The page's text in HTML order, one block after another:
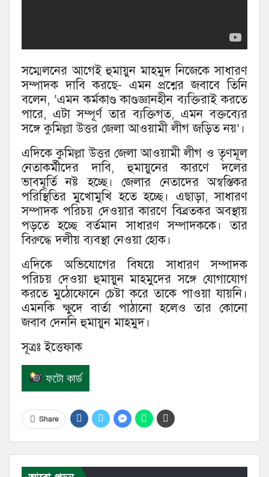
সম্মেলনের আগেই হুমায়ুন মাহমুদ নিজেকে সাধারণ
সম্পাদক দাবি করছে- এমন প্রশ্নের জবাবে তিনি
বলেন, ‘এমন কর্মকাণ্ড কাণ্ডজ্ঞানহীন ব্যক্তিরাই কর‌তে
পা‌রে, এটা সম্পূর্ণ তার ব্য‌ক্তিগত, এমন বক্তব্যের
সঙ্গে কু‌মিল্লা উত্তর জেলা আওয়ামী লীগ জ‌ড়িত নয়’।
এদিকে কুমিল্লা উত্তর জেলা আওয়ামী লীগ ও তৃণমূল
নেতাকর্মীদের দাবি, হুমায়ুনের কারণে দলের
ভাবমূর্তি নষ্ট হচ্ছে। জেলার নেতাদের অস্বস্তিকর
পরিস্থিতির মুখোমুখি হতে হচ্ছে। এছাড়া, সাধারণ
সম্পাদক পরিচয় দেওয়ার কারণে বিব্রতকর অবস্থায়
পড়তে হচ্ছে বর্তমান সাধারণ সম্পাদক‌কে। তার
বিরুদ্ধে দলীয় ব্যবস্থা নেওয়া হোক।
এদিকে অভিযোগের বিষয়ে সাধারণ সম্পাদক
পরিচয় দেওয়া হুমায়ুন মাহমুদের সঙ্গে যোগাযোগ
করতে মুঠোফোনে চেষ্টা করে তাকে পাওয়া যায়নি।
এমনকি ক্ষুদে বার্তা পাঠানো হলেও তার কোনো
জবাব দেননি হুমায়ুন মাহমুদ।
সূত্রঃ ইত্তেফাক
ফটো কার্ড
Share